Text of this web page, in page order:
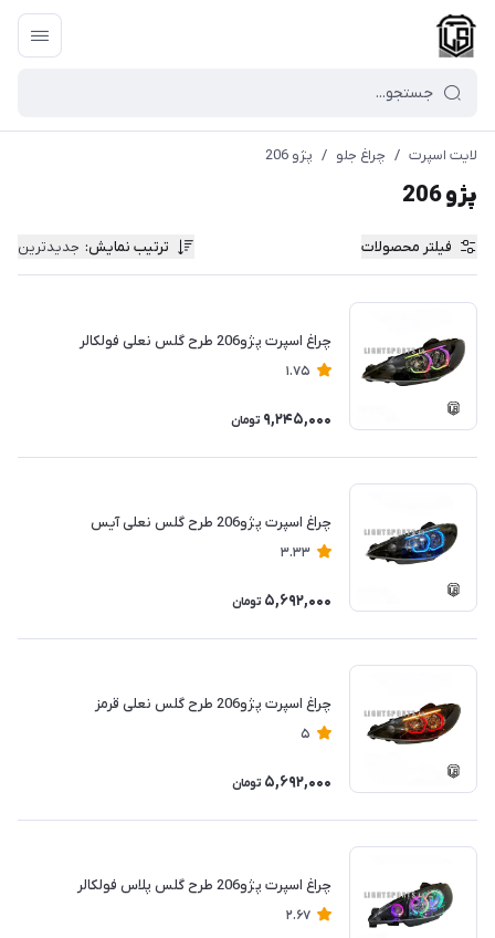
لایت اسپرت / چراغ جلو / پژو 206
پژو 206
فیلتر محصولات ترتیب نمایش: جدیدترین
چراغ اسپرت پژو206 طرح گلس نعلی فولکالر
1.75
9,245,000 تومان
چراغ اسپرت پژو206 طرح گلس نعلی آیس
3.33
5,692,000 تومان
چراغ اسپرت پژو206 طرح گلس نعلی قرمز
5
5,692,000 تومان
چراغ اسپرت پژو206 طرح گلس پلاس فولکالر
2.67